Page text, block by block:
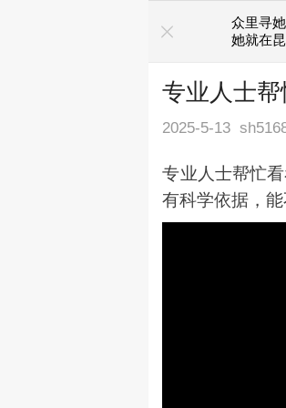
众里寻
她就在
专业人士
2025-5-13
专业人士帮忙
有科学依据，